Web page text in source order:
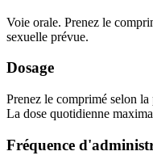
Voie orale. Prenez le
sexuelle prévue.
Dosage
Prenez le comprimé selon
La dose quotidienne
Fréquence